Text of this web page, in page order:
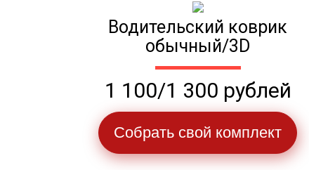
Водительский коврик
обычный/3D
1 100/1 300 рублей
Собрать свой комплект